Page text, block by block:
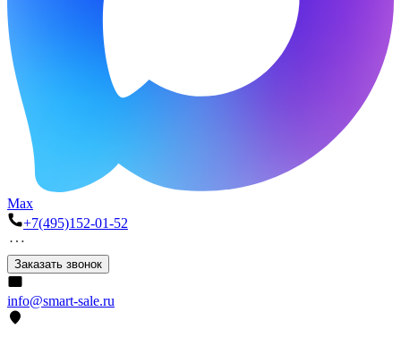
Max
+7(495)152-01-52
Заказать звонок
info@smart-sale.ru